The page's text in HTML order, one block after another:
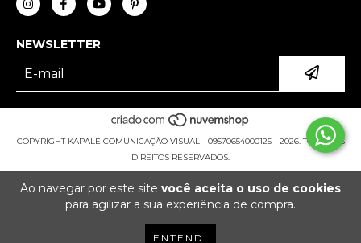
Ao navegar por este site você aceita o uso de cookies
para agilizar a sua experiência de compra.
ENTENDI
NEWSLETTER
COPYRIGHT KAPALÊ COMUNICAÇÃO VISUAL - 09570654000125 - 2026. TODOS OS
DIREITOS RESERVADOS.